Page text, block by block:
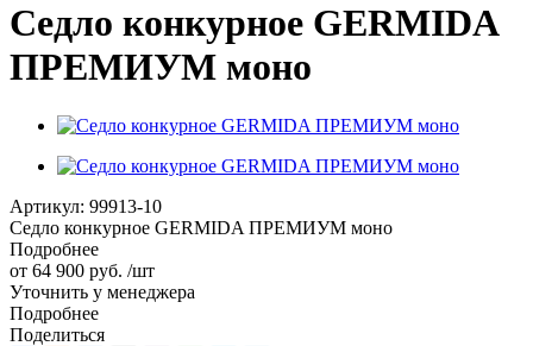
Седло конкурное GERMIDA
ПРЕМИУМ моно
Артикул: 99913-10
Седло конкурное GERMIDA ПРЕМИУМ моно
Подробнее
от 64 900 руб. /шт
Уточнить у менеджера
Подробнее
Поделиться